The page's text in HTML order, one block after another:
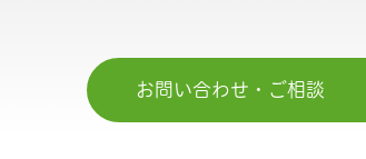
お問い合わせ・ご相談